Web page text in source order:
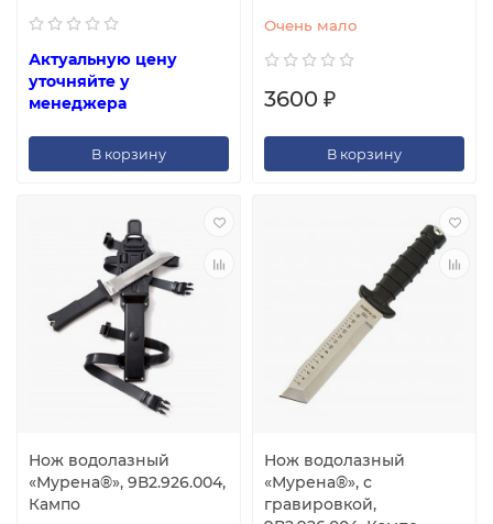
Актуальную цену
уточняйте у
менеджера
В корзину
Очень мало
3600 ₽
В корзину
Нож водолазный
«Мурена®», 9В2.926.004,
Кампо
Нож водолазный
«Мурена®», с
гравировкой,